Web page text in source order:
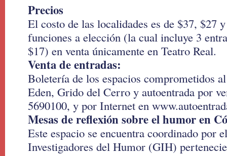
Precios
El costo de las localidades es de $37, $27
funciones a elección (la cual incluye 3
$17) en venta únicamente en Teatro Real.
Venta de entradas:
Boletería de los espacios comprometidos
Eden, Grido del Cerro y autoentrada por
5690100, y por Internet en
Mesas de reflexión sobre el humor en
Este espacio se encuentra coordinado por
Investigadores del Humor (GIH)